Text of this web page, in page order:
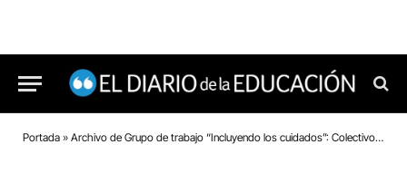
Portada » Archivo de Grupo de trabajo “Incluyendo los cuidados”: Colectivo DIME+, Teachers For Future Spain, Red de Educadoras y Educadores para una Ciudadanía Global